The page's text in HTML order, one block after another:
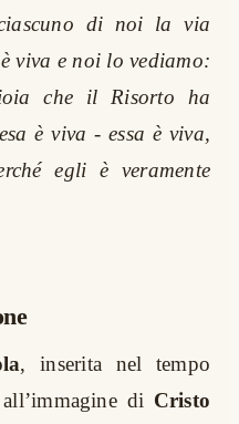
di noi la via
viva e noi lo vediamo:
che il Risorto ha
è viva - essa è viva,
egli è veramente
, inserita nel tempo
di Cristo